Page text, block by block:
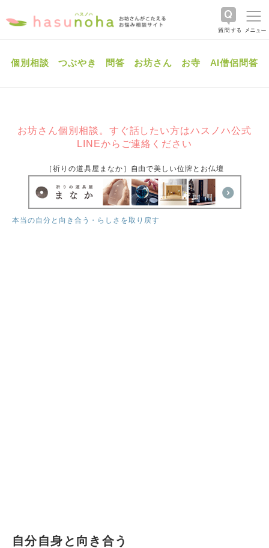
個別相談 つぶやき 問答 お坊さん お寺 AI僧侶問答
お坊さん個別相談。すぐ話したい方はハスノハ公式
LINEからご連絡ください
［祈りの道具屋まなか］自由で美しい位牌とお仏壇
本当の自分と向き合う・らしさを取り戻す
自分自身と向き合う